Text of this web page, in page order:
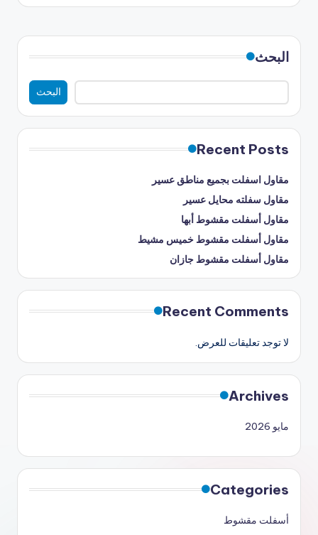
البحث
البحث
Recent Posts
مقاول اسفلت بجميع مناطق عسير
مقاول سفلته محايل عسير
مقاول أسفلت مقشوط أبها
مقاول أسفلت مقشوط خميس مشيط
مقاول أسفلت مقشوط جازان
Recent Comments
لا توجد تعليقات للعرض.
Archives
مايو 2026
Categories
أسفلت مقشوط